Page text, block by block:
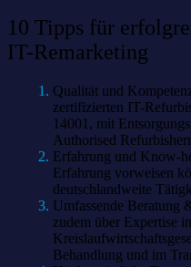
10 Tipps für
IT-Remarketing
Qualität und
zertifizierten IT-
14001, mit
Authorised
Erfahrung und Know-
Erfahrung vorweisen
deutschlandweite
Umfassende Beratung
zudem über Expertise
Behandlung und im